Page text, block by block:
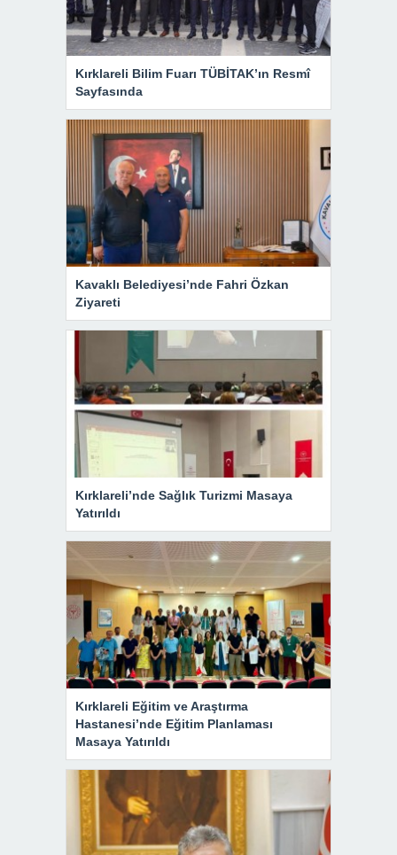
Kırklareli Bilim Fuarı TÜBİTAK’ın Resmî
Sayfasında
Kavaklı Belediyesi’nde Fahri Özkan
Ziyareti
Kırklareli’nde Sağlık Turizmi Masaya
Yatırıldı
Kırklareli Eğitim ve Araştırma
Hastanesi’nde Eğitim Planlaması
Masaya Yatırıldı